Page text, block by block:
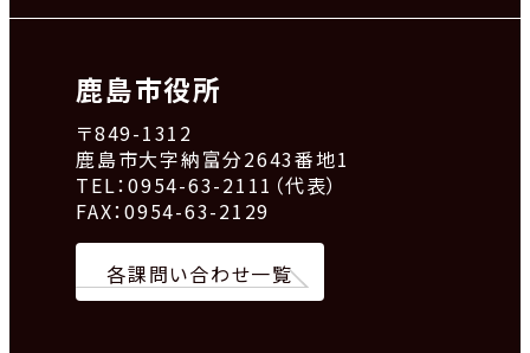
鹿島市役所
〒849-1312
鹿島市大字納富分2643番地1
TEL：0954-63-2111（代表）
FAX：0954-63-2129
各課問い合わせ一覧